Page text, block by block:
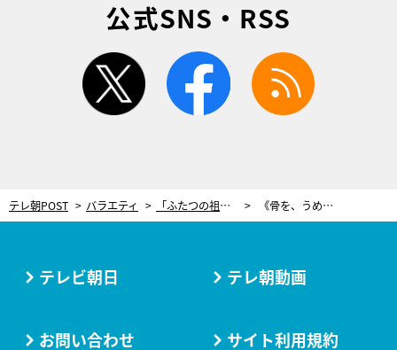
公式SNS・RSS
twitter facebook
テレ朝POST バラエティ 「ふたつの祖国に根をおろしたい」現代美術家・スクリプカリウ落合安奈が問い続ける“土地”と“人”の結びつき 《骨を、うめる－one’s final home》 Photo by Masanobu Nishino
テレビ朝日 テレ朝動画
お問い合わせ サイト利用規約